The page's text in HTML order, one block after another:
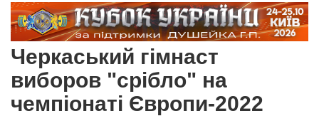
Черкаський гімнаст
виборов "срібло" на
чемпіонаті Європи-2022